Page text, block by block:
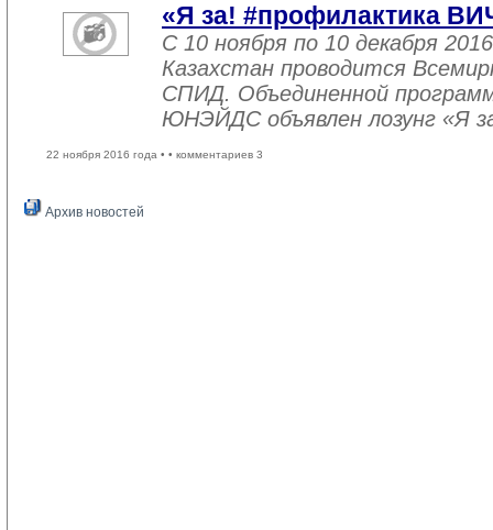
«Я за! #профилактика
С 10 ноября по 10 декабря
Казахстан проводится
СПИД. Объединенной
ЮНЭЙДС объявлен лозунг «Я
22 ноября 2016 года • • комментариев 3
Архив новостей